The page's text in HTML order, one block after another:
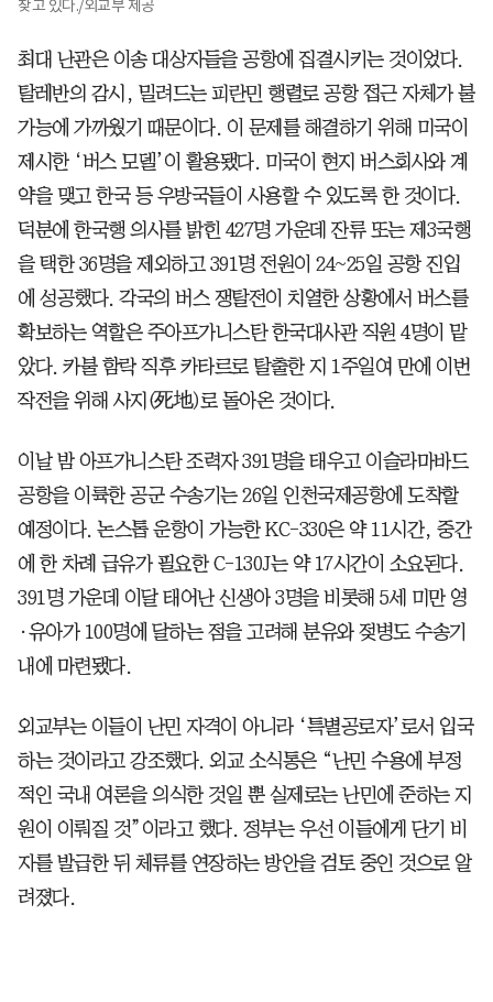
찾고 있다./외교부 제공
최대 난관은 이송 대상자들을 공항에 집결시키는 것이었다.
탈레반의 감시, 밀려드는 피란민 행렬로 공항 접근 자체가 불
가능에 가까웠기 때문이다. 이 문제를 해결하기 위해 미국이
제시한 ‘버스 모델’이 활용됐다. 미국이 현지 버스회사와 계
약을 맺고 한국 등 우방국들이 사용할 수 있도록 한 것이다.
덕분에 한국행 의사를 밝힌 427명 가운데 잔류 또는 제3국행
을 택한 36명을 제외하고 391명 전원이 24~25일 공항 진입
에 성공했다. 각국의 버스 쟁탈전이 치열한 상황에서 버스를
확보하는 역할은 주아프가니스탄 한국대사관 직원 4명이 맡
았다. 카불 함락 직후 카타르로 탈출한 지 1주일여 만에 이번
작전을 위해 사지(死地)로 돌아온 것이다.
이날 밤 아프가니스탄 조력자 391명을 태우고 이슬라마바드
공항을 이륙한 공군 수송기는 26일 인천국제공항에 도착할
예정이다. 논스톱 운항이 가능한 KC-330은 약 11시간, 중간
에 한 차례 급유가 필요한 C-130J는 약 17시간이 소요된다.
391명 가운데 이달 태어난 신생아 3명을 비롯해 5세 미만 영
·유아가 100명에 달하는 점을 고려해 분유와 젖병도 수송기
내에 마련됐다.
외교부는 이들이 난민 자격이 아니라 ‘특별공로자’로서 입국
하는 것이라고 강조했다. 외교 소식통은 “난민 수용에 부정
적인 국내 여론을 의식한 것일 뿐 실제로는 난민에 준하는 지
원이 이뤄질 것”이라고 했다. 정부는 우선 이들에게 단기 비
자를 발급한 뒤 체류를 연장하는 방안을 검토 중인 것으로 알
려졌다.